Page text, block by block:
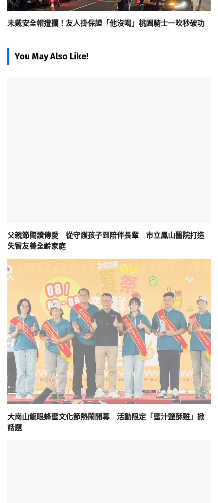
未戴安全帽遭攔！友人掛保證「他沒喝」桃園騎士一吹秒破功
You May Also Like!
父親節閱讀傳愛 從守護孩子到陪伴長輩 市立鳳山醫院打造
失智友善全齡家庭
大崗山龍眼蜂蜜文化節熱鬧開幕 活動限定「蜜汁鹽酥雞」掀
話題